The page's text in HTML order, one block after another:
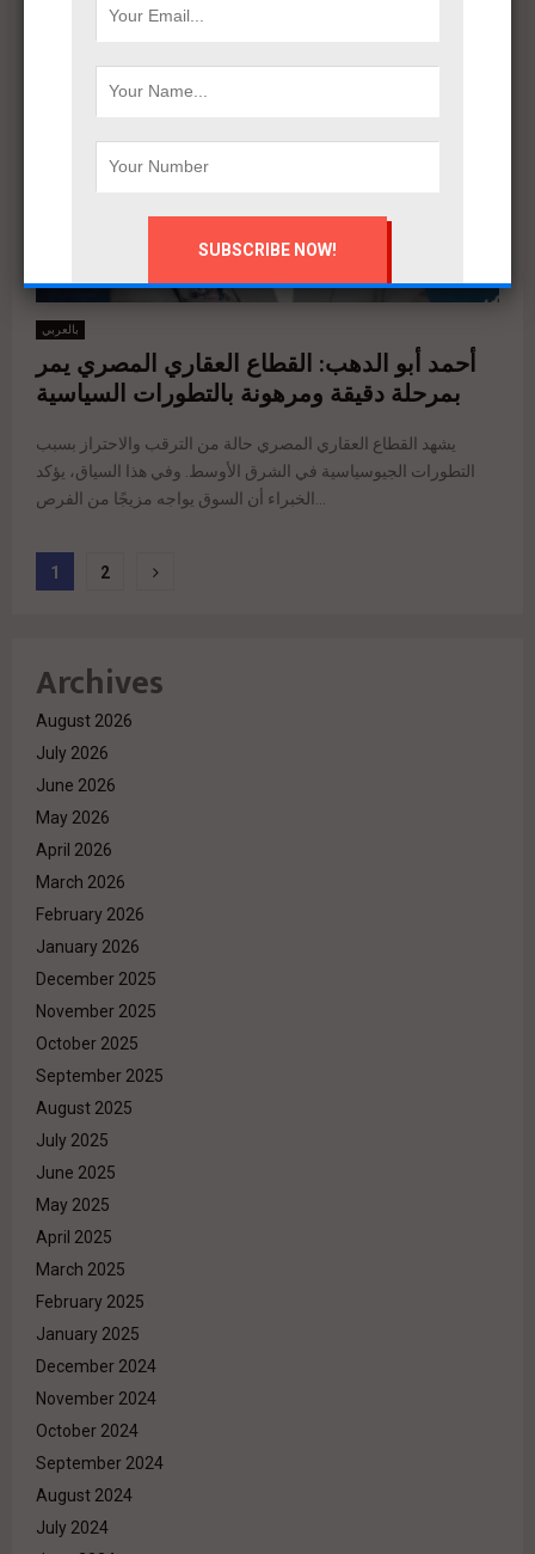
بالعربي
أحمد أبو الدهب: القطاع العقاري المصري يمر
بمرحلة دقيقة ومرهونة بالتطورات السياسية
يشهد القطاع العقاري المصري حالة من الترقب والاحتراز بسبب
التطورات الجيوسياسية في الشرق الأوسط. وفي هذا السياق، يؤكد
Posts
1 2
Archives
August 2026
July 2026
June 2026
May 2026
April 2026
March 2026
February 2026
January 2026
December 2025
November 2025
October 2025
September 2025
August 2025
July 2025
June 2025
May 2025
April 2025
March 2025
February 2025
January 2025
December 2024
November 2024
October 2024
September 2024
August 2024
July 2024